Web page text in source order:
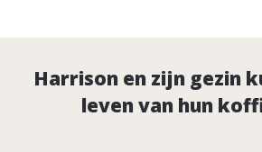
Harrison en zijn gezin
leven van hun